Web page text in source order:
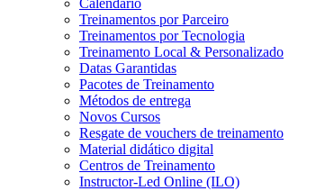
Calendario
Treinamentos por Parceiro
Treinamentos por Tecnologia
Treinamento Local & Personalizado
Datas Garantidas
Pacotes de Treinamento
Métodos de entrega
Novos Cursos
Resgate de vouchers de treinamento
Material didático digital
Centros de Treinamento
Instructor-Led Online (ILO)